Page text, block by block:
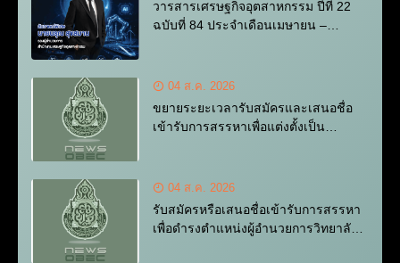
วารสารเศรษฐกิจอุตสาหกรรม ปีที่ 22
ฉบับที่ 84 ประจำเดือนเมษายน –
04 ส.ค. 2026
ขยายระยะเวลารับสมัครและเสนอชื่อ
เข้ารับการสรรหาเพื่อแต่งตั้งเป็น
04 ส.ค. 2026
รับสมัครหรือเสนอชื่อเข้ารับการสรรหา
เพื่อดำรงตำแหน่งผู้อำนวยการวิทยาลัย